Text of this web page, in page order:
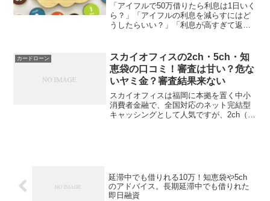
「アイフルで50万借りたら利息は1日いく
ら？」「アイフルの利息を減らすにはど
うしたらいい？」「利息が高すぎて返済
ドローンは、利息がかかることを理解し
ているものの、1日い...
カードローン
スカイオフィスの2ch・5ch・知
恵袋の口コミ！審査は甘い？危な
いヤミ金？審査結果来ない
スカイオフィスは福岡に本拠を置く中小
消費者金融で、全国対応のネット完結型
キャッシングとして人気ですが、2ch（現
延滞中でも借りれる10万！知恵袋や5ch
のアドバイス。長期延滞中でも借りれた
即日融資